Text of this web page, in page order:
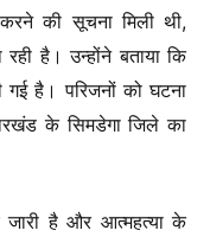
की सूचना मिली थी,
है। उन्होंने बताया कि
है। परिजनों को घटना
के सिमडेगा जिले का
जारी है और आत्महत्या के